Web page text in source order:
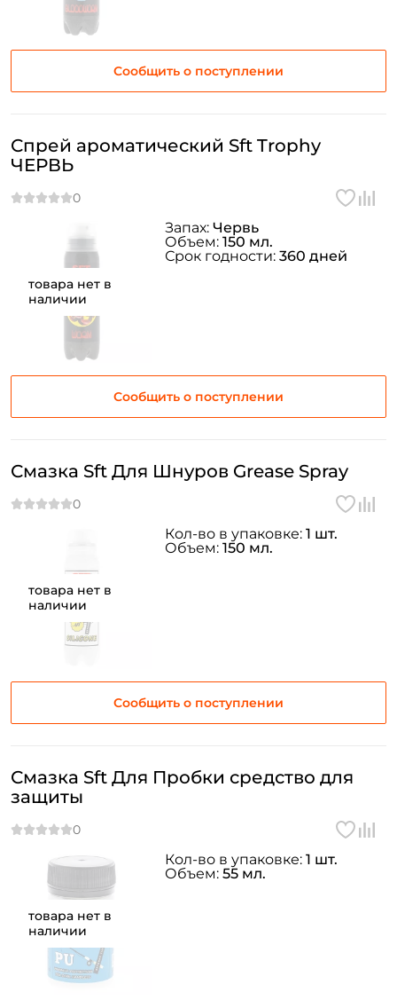
Сообщить о поступлении
товара нет в
наличии
Спрей ароматический Sft Trophy
ЧЕРВЬ
Сообщить о поступлении
Запах: Червь
Объем: 150 мл.
Срок годности: 360 дней
товара нет в
наличии
Смазка Sft Для Шнуров Grease Spray
Сообщить о поступлении
Кол-во в упаковке: 1 шт.
Объем: 150 мл.
товара нет в
наличии
Смазка Sft Для Пробки средство для
защиты
Кол-во в упаковке: 1 шт.
Объем: 55 мл.